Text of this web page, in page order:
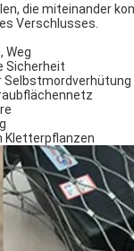
die miteinander
Verschlusses.
Weg
Sicherheit
Kletterpflanzen